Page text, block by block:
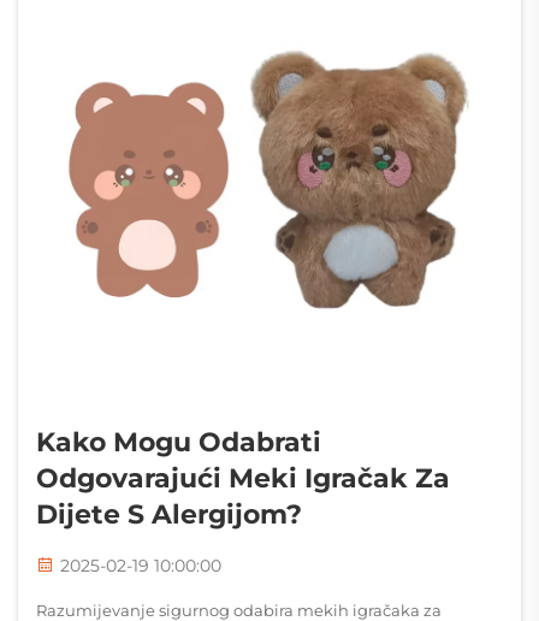
Kako Mogu Odabrati
Odgovarajući Meki Igračak Za
Dijete S Alergijom?
2025-02-19 10:00:00
Razumijevanje sigurnog odabira mekih igračaka za